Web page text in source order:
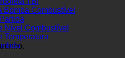
Bomba Combustível
Nível Combustível
Temperatura